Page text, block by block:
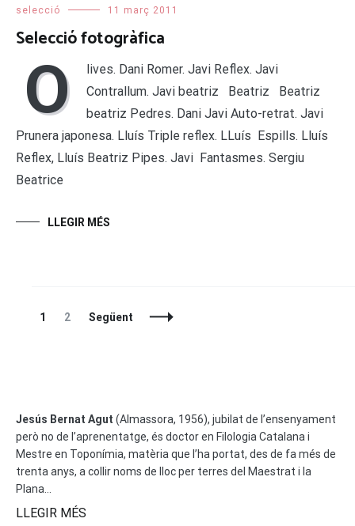
selecció 11 març 2011
Selecció fotogràfica
O
lives. Dani Romer. Javi Reflex. Javi
Contrallum. Javi beatriz Beatriz Beatriz
beatriz Pedres. Dani Javi Auto-retrat. Javi
Prunera japonesa. Lluís Triple reflex. LLuís Espills. Lluís
Reflex, Lluís Beatriz Pipes. Javi Fantasmes. Sergiu
Beatrice
LLEGIR MÉS
Entrades
La
1
La
2 Següent
Jesús Bernat Agut (Almassora, 1956), jubilat de l’ensenyament
però no de l’aprenentatge, és doctor en Filologia Catalana i
Mestre en Toponímia, matèria que l’ha portat, des de fa més de
trenta anys, a collir noms de lloc per terres del Maestrat i la
Plana...
LLEGIR MÉS